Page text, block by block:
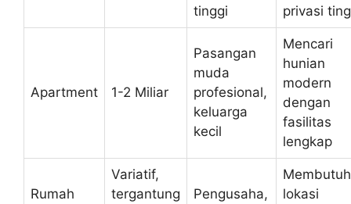
tinggi
privasi
Apartment 1-2 Miliar
Pasangan
muda
profesional,
keluarga
kecil
Mencari
hunian
modern
dengan
fasilitas
lengkap
Rumah
Variatif,
tergantung
Pengusaha,
lokasi